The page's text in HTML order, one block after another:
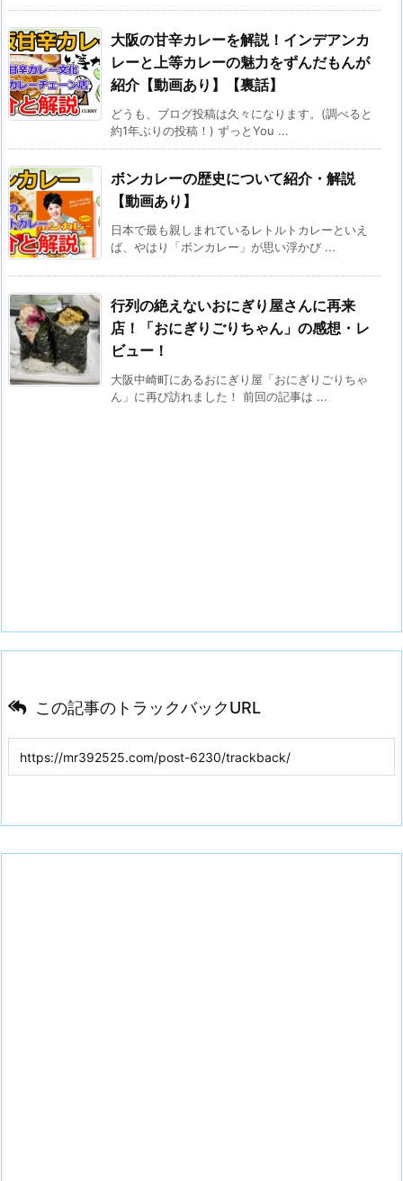
大阪の甘辛カレーを解説！インデアンカ
レーと上等カレーの魅力をずんだもんが
紹介【動画あり】【裏話】
どうも、ブログ投稿は久々になります。(調べると
約1年ぶりの投稿！) ずっとYou ...
ボンカレーの歴史について紹介・解説
【動画あり】
日本で最も親しまれているレトルトカレーといえ
ば、やはり「ボンカレー」が思い浮かび ...
行列の絶えないおにぎり屋さんに再来
店！「おにぎりごりちゃん」の感想・レ
ビュー！
大阪中崎町にあるおにぎり屋「おにぎりごりちゃ
ん」に再び訪れました！ 前回の記事は ...
この記事のトラックバックURL